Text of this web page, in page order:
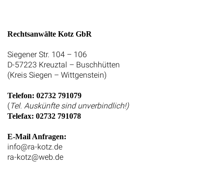
Rechtsanwälte Kotz GbR
Siegener Str. 104 – 106
D-57223 Kreuztal – Buschhütten
(Kreis Siegen – Wittgenstein)
Telefon: 02732 791079
(Tel. Auskünfte sind unverbindlich!)
Telefax: 02732 791078
E-Mail Anfragen:
info@ra-kotz.de
ra-kotz@web.de